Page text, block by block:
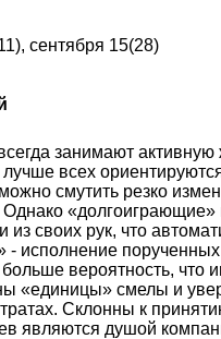
сентября 15(28)
занимают
лучше всех
смутить резко
из своих рук, что
- исполнение
вероятность, что
«единицы» смелы и
тратах. Склонны к
являются душой